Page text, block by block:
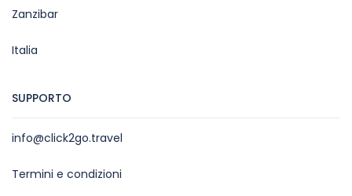
Zanzibar
Italia
SUPPORTO
info@click2go.travel
Termini e condizioni